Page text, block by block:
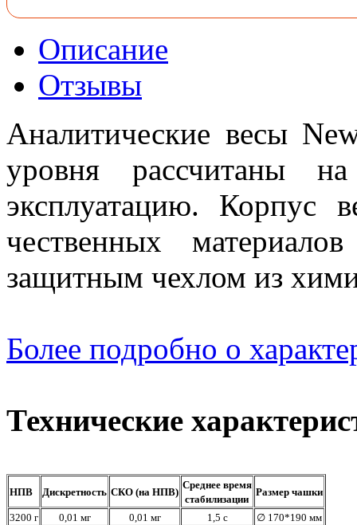
Описание
Отзывы
Аналитические вecы
уровня рассчитаны
эксплуатацию. Корпус
чественных
защитным чехлом из
Более подробно о
Технические
НПВ Дискретность СКО (на НПВ)
Среднее время
стабилизации
Размер чашки
3200 г 0,01 мг 0,01 мг 1,5 с ∅ 170*190 мм